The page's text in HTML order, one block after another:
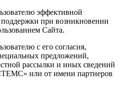
эффективной
при возникновении
Сайта.
с его согласия,
предложений,
рассылки и иных сведений
или от имени партнеров